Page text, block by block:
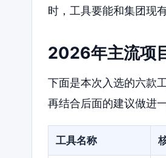
时，工具要能和集团现
2026年主流项
下面是本次入选的六款
再结合后面的建议做进
工具名称